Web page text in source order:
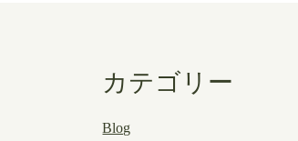
カテゴリー
Blog